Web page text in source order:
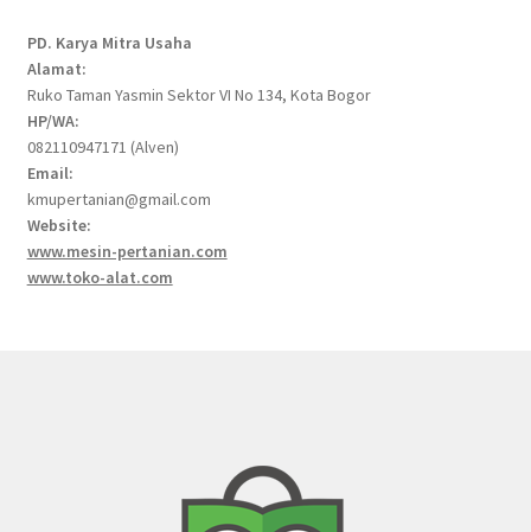
PD. Karya Mitra Usaha
Alamat:
Ruko Taman Yasmin Sektor VI No 134, Kota Bogor
HP/WA:
082110947171 (Alven)
Email:
kmupertanian@gmail.com
Website:
www.mesin-pertanian.com
www.toko-alat.com